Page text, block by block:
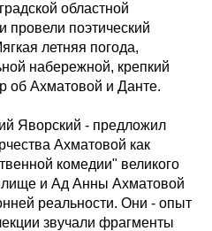
областной
провели поэтический
летняя погода,
набережной, крепкий
об Ахматовой и Данте.
Яворский - предложил
Ахматовой как
комедии" великого
и Ад Анны Ахматовой
реальности. Они - опыт
звучали фрагменты